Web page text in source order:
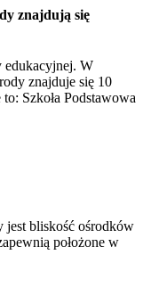
znajdują się
edukacyjnej. W
znajduje się 10
Szkoła Podstawowa
jest bliskość ośrodków
położone w